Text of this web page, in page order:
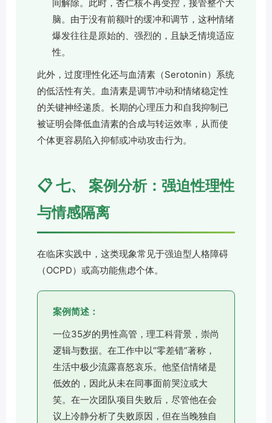
间解除。此时，杏仁核不再受控，接管整个大
脑。由于没有前额叶的缓冲和调节，这种情绪
爆发往往是原始的、强烈的，且缺乏情境适应
性。
此外，过度理性化还与血清素（Serotonin）系统
的低活性有关。血清素是调节冲动和情绪稳定性
的关键神经递质。长期的心理压力和自我抑制已
被证明会降低血清素的合成与转运效率，从而使
个体更容易陷入抑郁或冲动攻击行为。
📋 七、 案例分析：强迫性理性
与情感隔离
在临床实践中，这类现象常见于强迫型人格障碍
（OCPD）或高功能焦虑个体。
案例简述：
一位35岁的男性高管，理工科背景，崇尚
逻辑与数据。在工作中以“零差错”著称，
生活中极少流露喜怒哀乐。他坚信情绪是
低效的，因此从未在同事面前哭泣或大
笑。在一次团队项目失败后，尽管他在会
议上冷静分析了失败原因，但在当晚独自